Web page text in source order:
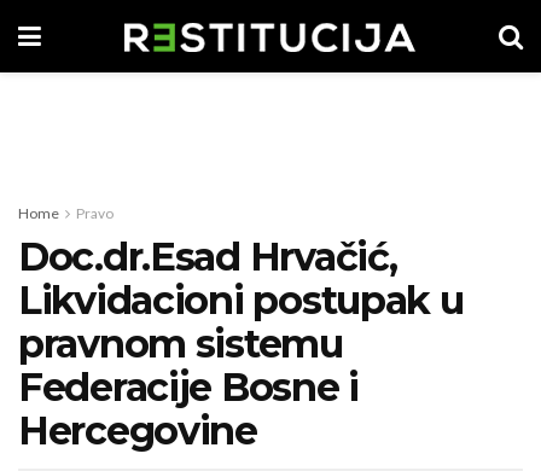
Home Pravo
Doc.dr.Esad Hrvačić,
Likvidacioni postupak u
pravnom sistemu
Federacije Bosne i
Hercegovine